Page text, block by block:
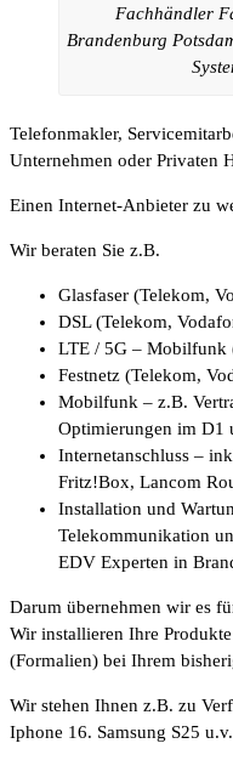
Fachhändler
Brandenburg
Telefonmakler,
Unternehmen oder Privaten
Einen Internet-Anbieter zu
Wir beraten Sie z.B.
Glasfaser (Telekom,
DSL (Telekom,
LTE / 5G – Mobilfunk
Festnetz (Telekom,
Mobilfunk – z.B.
Optimierungen im D1
Internetanschluss –
Fritz!Box, Lancom
Installation und
Telekommunikation
EDV Experten in
Darum übernehmen wir es
Wir installieren Ihre
(Formalien) bei Ihrem
Wir stehen Ihnen z.B. zu
Iphone 16. Samsung S25